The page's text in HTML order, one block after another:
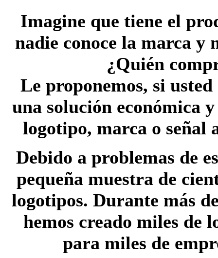
Imagine que tiene el
nadie conoce la marca y
¿Quién
Le proponemos, si
una solución económica
logotipo, marca o señal
Debido a problemas de
pequeña muestra de
logotipos. Durante más
hemos creado miles de
para miles de